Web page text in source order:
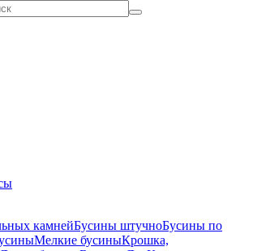
камнейБусины штучноБусины по
Мелкие бусиныКрошка,